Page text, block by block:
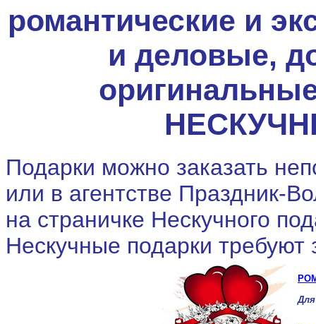
романтические и
и деловые,
Подарки можно заказать
или в агентстве Праздник-
на страничке Нескучного
Нескучные подарки требуют